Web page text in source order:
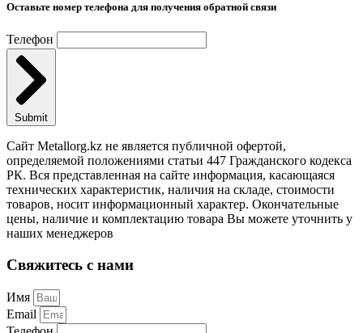
Оставьте номер телефона для получения обратной связи
Телефон
Submit
Сайт Metallorg.kz не является публичной офертой,
определяемой положениями статьи 447 Гражданского кодекса
РК. Вся представленная на сайте информация, касающаяся
технических характеристик, наличия на складе, стоимости
товаров, носит информационный характер. Окончательные
цены, наличие и комплектацию товара Вы можете уточнить у
наших менеджеров
Свяжитесь с нами
Имя
Email